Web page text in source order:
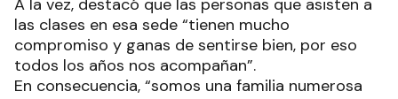
A la vez, destacó que las personas que asisten a
las clases en esa sede “tienen mucho
compromiso y ganas de sentirse bien, por eso
todos los años nos acompañan”.
En consecuencia, “somos una familia numerosa